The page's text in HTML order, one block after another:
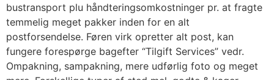
bustransport plu håndteringsomkostninger pr. at fragte
temmelig meget pakker inden for en alt
postforsendelse. Føren virk opretter alt post, kan
fungere forespørge bagefter “Tilgift Services” vedr.
Ompakning, sampakning, mere udførlig foto og meget